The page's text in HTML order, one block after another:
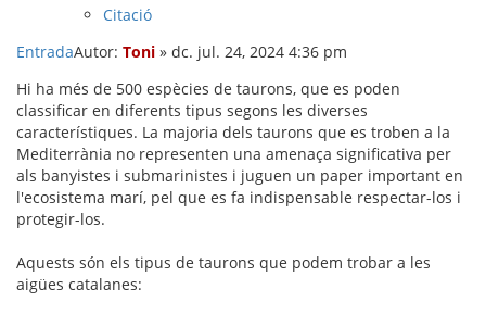
Citació
EntradaAutor: Toni » dc. jul. 24, 2024 4:36 pm
Hi ha més de 500 espècies de taurons, que es poden
classificar en diferents tipus segons les diverses
característiques. La majoria dels taurons que es troben a la
Mediterrània no representen una amenaça significativa per
als banyistes i submarinistes i juguen un paper important en
l'ecosistema marí, pel que es fa indispensable respectar-los i
protegir-los.
Aquests són els tipus de taurons que podem trobar a les
aigües catalanes: